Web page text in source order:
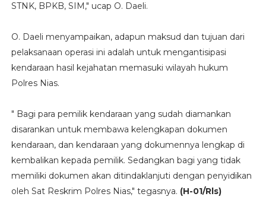
STNK, BPKB, SIM," ucap O. Daeli.
O. Daeli menyampaikan, adapun maksud dan tujuan dari
pelaksanaan operasi ini adalah untuk mengantisipasi
kendaraan hasil kejahatan memasuki wilayah hukum
Polres Nias.
" Bagi para pemilik kendaraan yang sudah diamankan
disarankan untuk membawa kelengkapan dokumen
kendaraan, dan kendaraan yang dokumennya lengkap di
kembalikan kepada pemilik. Sedangkan bagi yang tidak
memiliki dokumen akan ditindaklanjuti dengan penyidikan
oleh Sat Reskrim Polres Nias," tegasnya. (H-01/Rls)